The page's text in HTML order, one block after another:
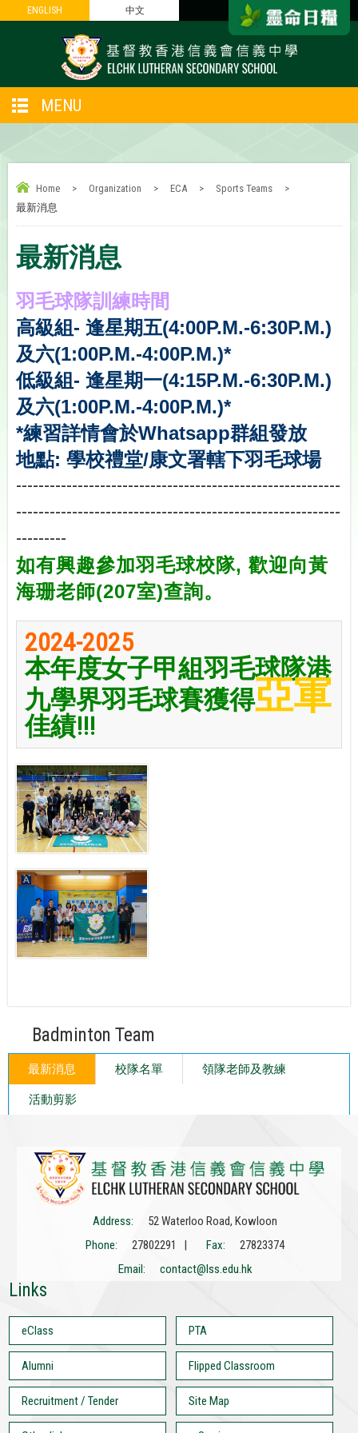
ENGLISH 中文
ENGLISH 中文
MENU
Home > Organization > ECA > Sports Teams
>
最新消息
最新消息
羽毛球隊訓練時間
高級組- 逢星期五(4:00P.M.-6:30P.M.)
及六(1:00P.M.-4:00P.M.)*
低級組- 逢星期一(4:15P.M.-6:30P.M.)
及六(1:00P.M.-4:00P.M.)*
*練習詳情會於Whatsapp群組發放
地點: 學校禮堂/康文署轄下羽毛球場
----------------------------------------------------------
----------------------------------------------------------
---------
如有興趣參加羽毛球校隊, 歡迎向黃
海珊老師(207室)查詢。
2024-2025
本年度女子甲組羽毛球隊港
九學界羽毛球賽獲得亞軍
佳績!!!
Badminton Team
最新消息 校隊名單 領隊老師及教練
活動剪影
Address:
52 Waterloo Road, Kowloon
Phone:
27802291 | Fax:
27823374
Email:
contact@lss.edu.hk
Links
eClass PTA
Alumni Flipped Classroom
Recruitment / Tender Site Map